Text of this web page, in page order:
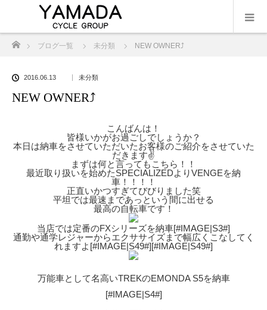
ブログ一覧 未分類 NEW OWNER⤴︎
2016.06.13 未分類
NEW OWNER⤴︎
こんばんは！
皆様いかがお過ごしでしょうか？
本日は納車をさせていただいたお客様のご紹介をさせていた
だきます✌️
まずは何と言ってもこちら！！
最近取り扱いを始めたSPECIALIZEDよりVENGEを納
車！！！！
正直いかつすぎてびびりました笑
平坦では最速まであっという間に出せる
最高の自転車です！
当店では定番のFXシリーズを納車[#IMAGE|S3#]
通勤や通学レジャーからエクササイズまで幅広くこなしてく
れますよ[#IMAGE|S49#][#IMAGE|S49#]
万能車として名高いTREKのEMONDA S5を納車
[#IMAGE|S4#]